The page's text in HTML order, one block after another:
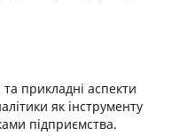
та прикладні аспекти
як інструменту
підприємства.